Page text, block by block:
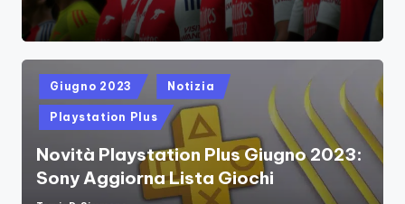
Posted
in
Giugno 2023 Notizia
Playstation Plus
Novità Playstation Plus Giugno 2023:
Sony Aggiorna Lista Giochi